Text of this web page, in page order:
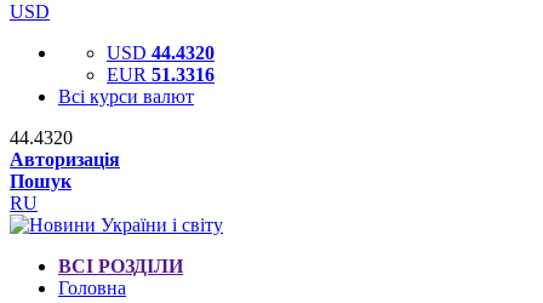
USD
USD 44.4320
EUR 51.3316
Всі курси валют
44.4320
Авторизація
Пошук
RU
ВСІ РОЗДІЛИ
Головна